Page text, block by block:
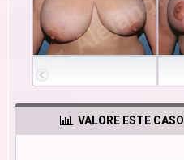
VALORE ESTE